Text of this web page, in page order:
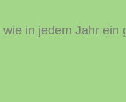
in jedem Jahr ein